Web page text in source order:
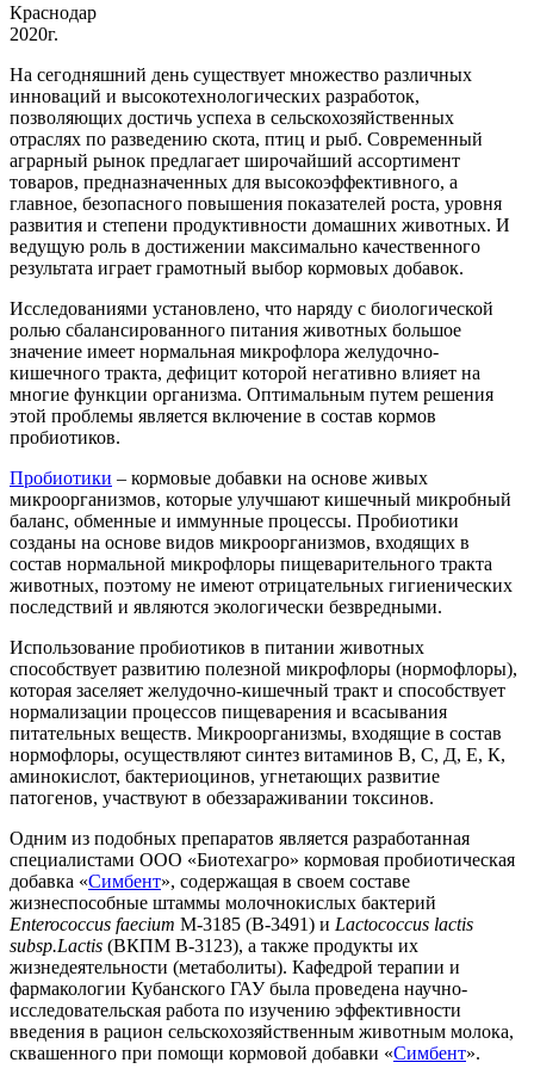
Краснодар
2020г.
На сегодняшний день существует множество различных
инноваций и высокотехнологических разработок,
позволяющих достичь успеха в сельскохозяйственных
отраслях по разведению скота, птиц и рыб. Современный
аграрный рынок предлагает широчайший ассортимент
товаров, предназначенных для высокоэффективного, а
главное, безопасного повышения показателей роста, уровня
развития и степени продуктивности домашних животных. И
ведущую роль в достижении максимально качественного
результата играет грамотный выбор кормовых добавок.
Исследованиями установлено, что наряду с биологической
ролью сбалансированного питания животных большое
значение имеет нормальная микрофлора желудочно-
кишечного тракта, дефицит которой негативно влияет на
многие функции организма. Оптимальным путем решения
этой проблемы является включение в состав кормов
пробиотиков.
Пробиотики – кормовые добавки на основе живых
микроорганизмов, которые улучшают кишечный микробный
баланс, обменные и иммунные процессы. Пробиотики
созданы на основе видов микроорганизмов, входящих в
состав нормальной микрофлоры пищеварительного тракта
животных, поэтому не имеют отрицательных гигиенических
последствий и являются экологически безвредными.
Использование пробиотиков в питании животных
способствует развитию полезной микрофлоры (нормофлоры),
которая заселяет желудочно-кишечный тракт и способствует
нормализации процессов пищеварения и всасывания
питательных веществ. Микроорганизмы, входящие в состав
нормофлоры, осуществляют синтез витаминов В, С, Д, Е, К,
аминокислот, бактериоцинов, угнетающих развитие
патогенов, участвуют в обеззараживании токсинов.
Одним из подобных препаратов является разработанная
специалистами ООО «Биотехагро» кормовая пробиотическая
добавка «Симбент», содержащая в своем составе
жизнеспособные штаммы молочнокислых бактерий
Enterococcus faecium М-3185 (В-3491) и Lactococcus lactis
subsp.Lactis (ВКПМ В-3123), а также продукты их
жизнедеятельности (метаболиты). Кафедрой терапии и
фармакологии Кубанского ГАУ была проведена научно-
исследовательская работа по изучению эффективности
введения в рацион сельскохозяйственным животным молока,
сквашенного при помощи кормовой добавки «Симбент».